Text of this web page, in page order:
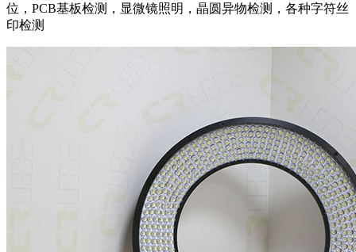
位，PCB基板检测，显微镜照明，晶圆异物检测，各种字符丝
印检测